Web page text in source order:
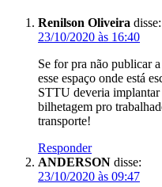
Renilson Oliveira disse:
23/10/2020 às 16:40
Se for pra não publicar
esse espaço onde está
STTU deveria implantar
bilhetagem pro
transporte!
Responder
ANDERSON disse:
23/10/2020 às 09:47